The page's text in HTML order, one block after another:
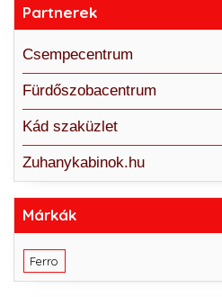
Partnerek
Csempecentrum
Fürdőszobacentrum
Kád szaküzlet
Zuhanykabinok.hu
Márkák
Ferro